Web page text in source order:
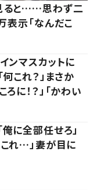
ると……思わず二
示「なんだこ
ンマスカットに
これ？」まさか
に！？」「かわい
に全部任せろ」
れ…」妻が目に